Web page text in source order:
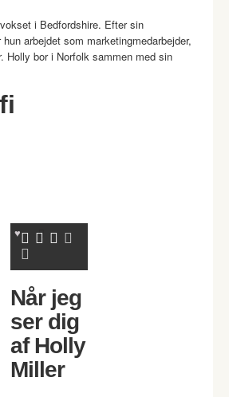
i Bedfordshire. Efter sin
arbejdet som marketingmedarbejder,
Holly bor i Norfolk sammen med sin
Når jeg
ser dig
af Holly
Miller